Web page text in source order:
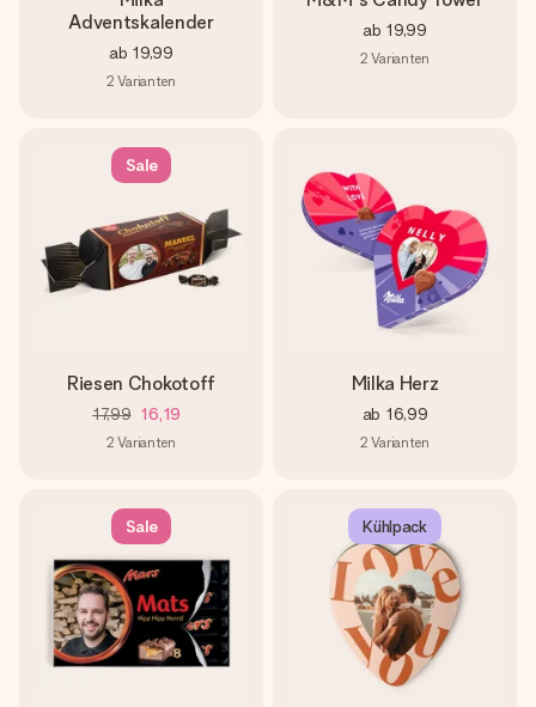
Adventskalender
ab 19,99
2 Varianten
ab 19,99
2 Varianten
Sale
Riesen Chokotoff
17,99 16,19
2 Varianten
Milka Herz
ab 16,99
2 Varianten
Sale Kühlpack